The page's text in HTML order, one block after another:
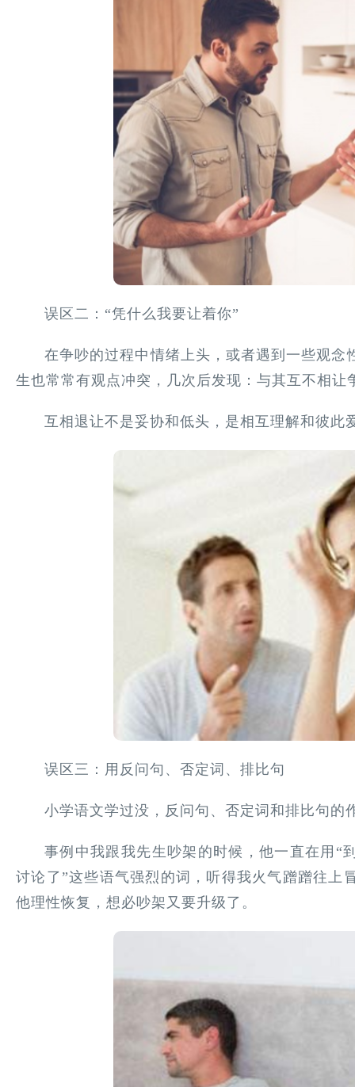
误区二：“凭什么我要让着你”
在争吵的过程中情绪上头，或者遇到一些观
生也常常有观点冲突，几次后发现：与其互不相
互相退让不是妥协和低头，是相互理解和彼此
误区三：用反问句、否定词、排比句
小学语文学过没，反问句、否定词和排比句的
事例中我跟我先生吵架的时候，他一直在用“
讨论了”这些语气强烈的词，听得我火气蹭蹭往上
他理性恢复，想必吵架又要升级了。